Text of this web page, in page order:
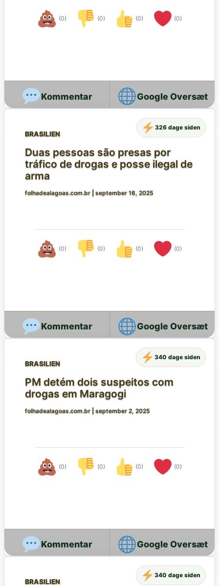
(0) (0) (0) (0)
Google Oversæt
BRASILIEN
Duas pessoas são presas por
tráfico de drogas e posse ilegal de
arma
folhadealagoas.com.br september 16, 2025
(0) (0) (0) (0)
326 dage siden
Google Oversæt
BRASILIEN
PM detém dois suspeitos com
drogas em Maragogi
folhadealagoas.com.br september 2, 2025
(0) (0) (0) (0)
340 dage siden
Google Oversæt
BRASILIEN
340 dage siden